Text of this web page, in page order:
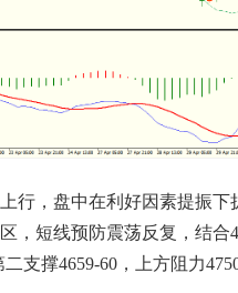
行，盘中在利好因素提振
，短线预防震荡反复，结
支撑4659-60，上方阻力